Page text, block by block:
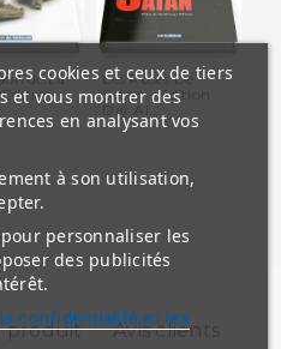
de La
Les Ruses De
Satan - Edition
produit Avis clients
cookies et ceux de tiers
et vous montrer des
en analysant vos
à son utilisation,
personnaliser les
des publicités
confidentialité et les